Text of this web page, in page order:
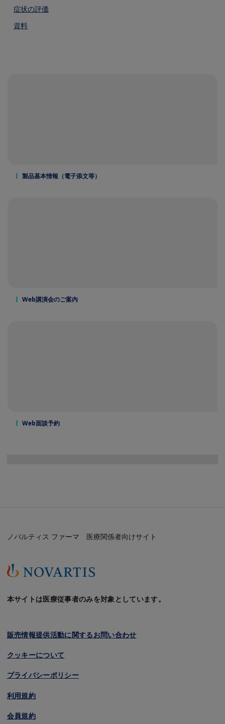
症状の評価
資料
製品基本情報（電子添文等）
Web講演会のご案内
Web面談予約
ノバルティス ファーマ 医療関係者向けサイト
本サイトは医療従事者のみを対象としています。
販売情報提供活動に関するお問い合わせ
クッキーについて
プライバシーポリシー
利用規約
会員規約